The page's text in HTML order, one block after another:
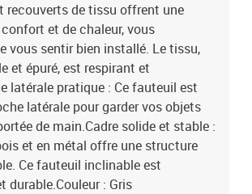
recouverts de tissu offrent une
et de chaleur, vous
vous sentir bien installé. Le tissu,
et épuré, est respirant et
latérale pratique : Ce fauteuil est
latérale pour garder vos objets
de main.Cadre solide et stable :
et en métal offre une structure
Ce fauteuil inclinable est
durable.Couleur : Gris